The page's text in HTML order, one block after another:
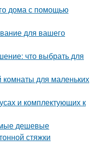
дома с помощью
для вашего
что выбрать для
комнаты для маленьких
и комплектующих к
дешевые
стяжки